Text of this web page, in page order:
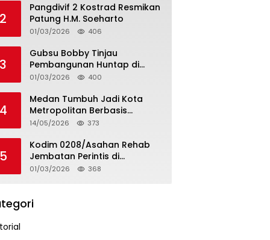
2
Pangdivif 2 Kostrad Resmikan
Patung H.M. Soeharto
01/03/2026 406
3
Gubsu Bobby Tinjau
Pembangunan Huntap di
Tapteng
01/03/2026 400
4
Medan Tumbuh Jadi Kota
Metropolitan Berbasis
Teknologi
14/05/2026 373
5
Kodim 0208/Asahan Rehab
Jembatan Perintis di
Mandarsah
01/03/2026 368